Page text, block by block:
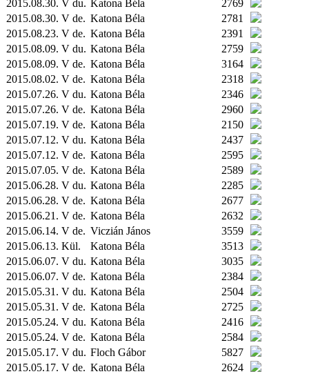
2015.08.30. V du. Katona Béla
2769
2015.08.30. V de. Katona Béla
2781
2015.08.23. V de. Katona Béla
2391
2015.08.09. V du. Katona Béla
2759
2015.08.09. V de. Katona Béla
3164
2015.08.02. V de. Katona Béla
2318
2015.07.26. V du. Katona Béla
2346
2015.07.26. V de. Katona Béla
2960
2015.07.19. V de. Katona Béla
2150
2015.07.12. V du. Katona Béla
2437
2015.07.12. V de. Katona Béla
2595
2015.07.05. V de. Katona Béla
2589
2015.06.28. V du. Katona Béla
2285
2015.06.28. V de. Katona Béla
2677
2015.06.21. V de. Katona Béla
2632
2015.06.14. V de. Viczián János
3559
2015.06.13. Kül. Katona Béla
3513
2015.06.07. V du. Katona Béla
3035
2015.06.07. V de. Katona Béla
2384
2015.05.31. V du. Katona Béla
2504
2015.05.31. V de. Katona Béla
2725
2015.05.24. V du. Katona Béla
2416
2015.05.24. V de. Katona Béla
2584
2015.05.17. V du. Floch Gábor
5827
2015.05.17. V de. Katona Béla
2624